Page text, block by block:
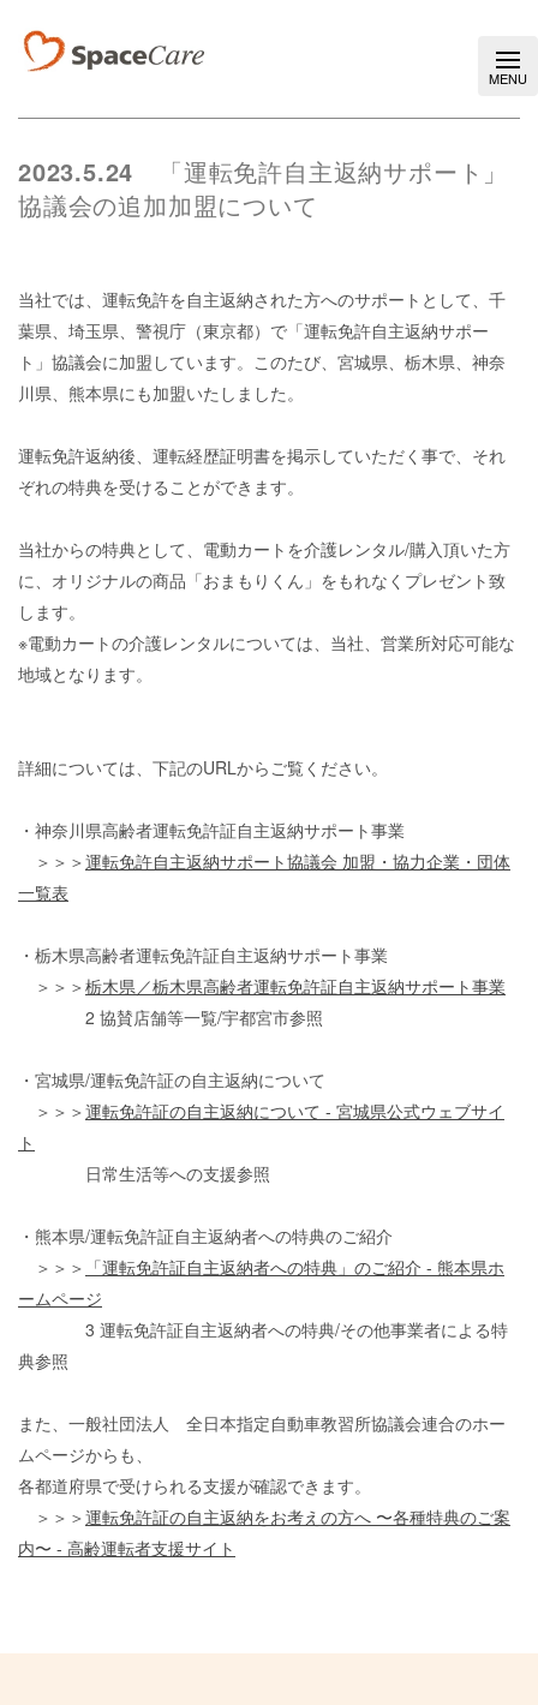
2023.5.24
「運転免許自主返納サポート」
協議会の追加加盟について
当社では、運転免許を自主返納された方へのサポートとして、千
葉県、埼玉県、警視庁（東京都）で「運転免許自主返納サポー
ト」協議会に加盟しています。このたび、宮城県、栃木県、神奈
川県、熊本県にも加盟いたしました。
運転免許返納後、運転経歴証明書を掲示していただく事で、それ
ぞれの特典を受けることができます。
当社からの特典として、電動カートを介護レンタル/購入頂いた方
に、オリジナルの商品「おまもりくん」をもれなくプレゼント致
します。
※電動カートの介護レンタルについては、当社、営業所対応可能な
地域となります。
詳細については、下記のURLからご覧ください。
・神奈川県高齢者運転免許証自主返納サポート事業
＞＞＞運転免許自主返納サポート協議会 加盟・協力企業・団体
一覧表
・栃木県高齢者運転免許証自主返納サポート事業
＞＞＞栃木県／栃木県高齢者運転免許証自主返納サポート事業
2 協賛店舗等一覧/宇都宮市参照
・宮城県/運転免許証の自主返納について
＞＞＞運転免許証の自主返納について - 宮城県公式ウェブサイ
ト
日常生活等への支援参照
・熊本県/運転免許証自主返納者への特典のご紹介
＞＞＞ 「運転免許証自主返納者への特典」のご紹介 - 熊本県ホ
ームページ
3 運転免許証自主返納者への特典/その他事業者による特
典参照
また、一般社団法人 全日本指定自動車教習所協議会連合のホー
ムページからも、
各都道府県で受けられる支援が確認できます。
＞＞＞運転免許証の自主返納をお考えの方へ 〜各種特典のご案
内〜 - 高齢運転者支援サイト